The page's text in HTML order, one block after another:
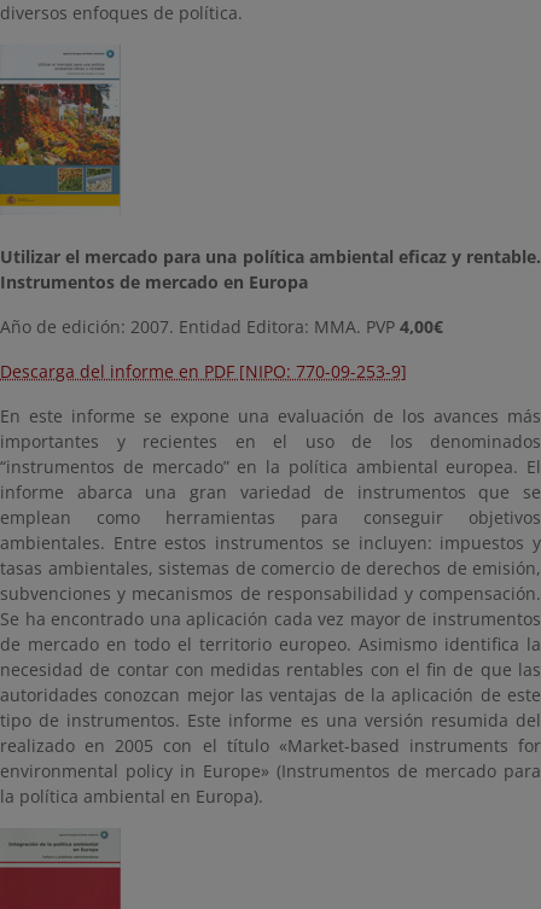
diversos enfoques de política.
Utilizar el mercado para una política ambiental eficaz y rentable.
Instrumentos de mercado en Europa
Año de edición: 2007. Entidad Editora: MMA. PVP 4,00€
Descarga del informe en PDF [NIPO: 770-09-253-9]
En este informe se expone una evaluación de los avances más
importantes y recientes en el uso de los denominados
“instrumentos de mercado” en la política ambiental europea. El
informe abarca una gran variedad de instrumentos que se
emplean como herramientas para conseguir objetivos
ambientales. Entre estos instrumentos se incluyen: impuestos y
tasas ambientales, sistemas de comercio de derechos de emisión,
subvenciones y mecanismos de responsabilidad y compensación.
Se ha encontrado una aplicación cada vez mayor de instrumentos
de mercado en todo el territorio europeo. Asimismo identifica la
necesidad de contar con medidas rentables con el fin de que las
autoridades conozcan mejor las ventajas de la aplicación de este
tipo de instrumentos. Este informe es una versión resumida del
realizado en 2005 con el título «Market-based instruments for
environmental policy in Europe» (Instrumentos de mercado para
la política ambiental en Europa).